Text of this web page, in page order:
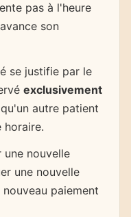
pas à l'heure
son
se justifie par le
exclusivement
autre patient
horaire.
nouvelle
une nouvelle
paiement